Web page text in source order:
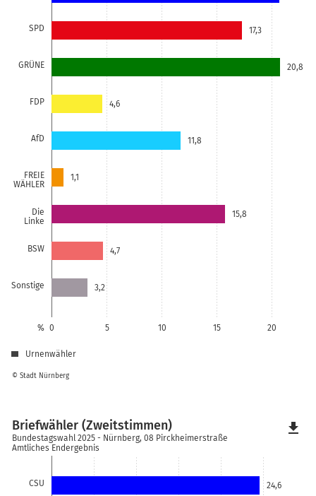
SPD
GRÜNE
FDP
AfD
FREIE
WÄHLER
Die
Linke
BSW
Sonstige
0 5 10 15 20
%
17,3
20,8
4,6
11,8
1,1
15,8
4,7
3,2
© Stadt Nürnberg
Urnenwähler
CSU 24,6
Briefwähler (Zweitstimmen)
Bundestagswahl 2025 - Nürnberg, 08 Pirckheimerstraße
Amtliches Endergebnis
file_download